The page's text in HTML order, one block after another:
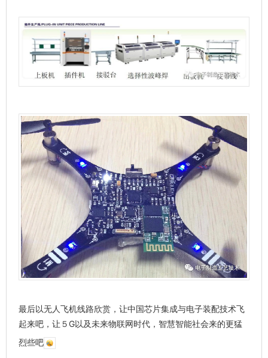
最后以无人飞机线路欣赏，让中国芯片集成与电子装配技术飞
起来吧，让５G以及未来物联网时代，智慧智能社会来的更猛
烈些吧